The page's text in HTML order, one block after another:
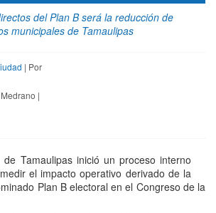
del Plan B será la reducción de
municipales de Tamaulipas
| Por
|
de Tamaulipas inició un proceso interno
el impacto operativo derivado de la
Plan B electoral en el Congreso de la